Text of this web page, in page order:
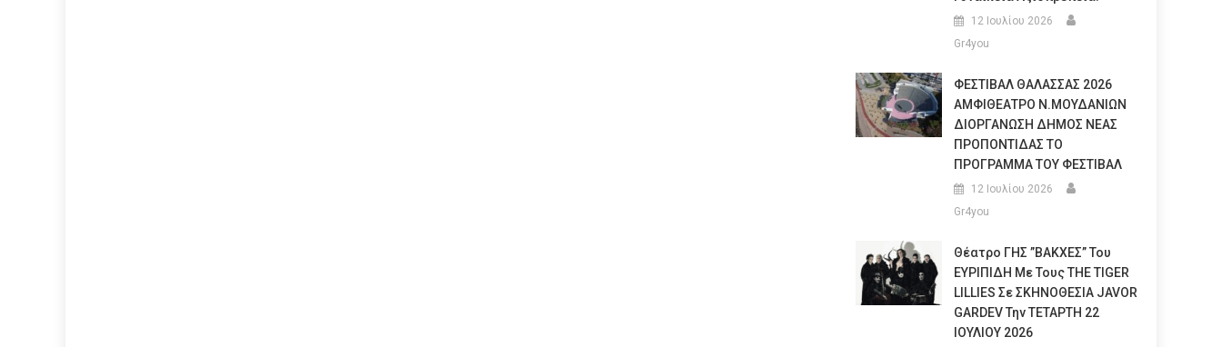
12 Ιουλίου 2026
Gr4you
ΦΕΣΤΙΒΑΛ ΘΑΛΑΣΣΑΣ 2026
ΑΜΦΙΘΕΑΤΡΟ Ν.ΜΟΥΔΑΝΙΩΝ
ΔΙΟΡΓΑΝΩΣΗ ΔΗΜΟΣ ΝΕΑΣ
ΠΡΟΠΟΝΤΙΔΑΣ ΤΟ
ΠΡΟΓΡΑΜΜΑ ΤΟΥ ΦΕΣΤΙΒΑΛ
12 Ιουλίου 2026
Gr4you
Θέατρο ΓΗΣ ”ΒΑΚΧΕΣ” Του
ΕΥΡΙΠΙΔΗ Με Τους THE TIGER
LILLIES Σε ΣΚΗΝΟΘΕΣΙΑ JAVOR
GARDEV Την ΤΕΤΑΡΤΗ 22
ΙΟΥΛΙΟΥ 2026